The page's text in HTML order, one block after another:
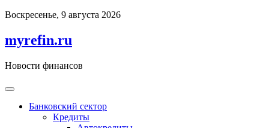
Перейти
содержимому
Воскресенье, 9 августа 2026
myrefin.ru
Новости финансов
Банковский сектор
Кредиты